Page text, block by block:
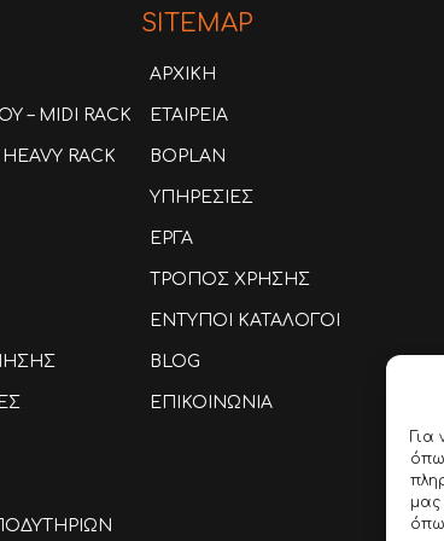
Για
μας
– MIDI RACK
RACK
SITEMAP
ΑΡΧΙΚΗ
ΕΤΑΙΡΕΙΑ
BOPLAN
ΥΠΗΡΕΣΙΕΣ
ΕΡΓΑ
ΤΡΟΠΟΣ ΧΡΗΣΗΣ
ΕΝΤΥΠΟΙ ΚΑΤΑΛΟΓΟΙ
BLOG
ΕΠΙΚΟΙΝΩΝΙΑ